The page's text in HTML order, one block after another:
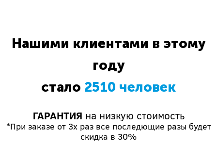
Нашими клиентами в этому
году
стало 2510 человек
ГАРАНТИЯ на низкую стоимость
*При заказе от 3х раз все последющие разы будет
скидка в 30%